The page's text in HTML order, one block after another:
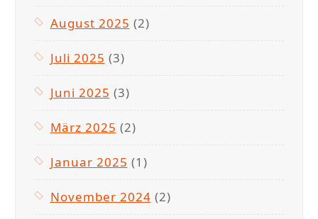
August 2025 (2)
Juli 2025 (3)
Juni 2025 (3)
März 2025 (2)
Januar 2025 (1)
November 2024 (2)